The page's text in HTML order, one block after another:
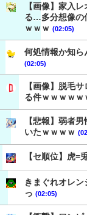
【画像】家入
る…多分想像の
ｗｗｗ (02:05)
何処情報か知ら
(02:05)
【画像】脱毛
る件ｗｗｗｗｗ
【悲報】弱者
いたｗｗｗｗ
【セ順位】虎=
きまぐれオレ
っ (02:05)